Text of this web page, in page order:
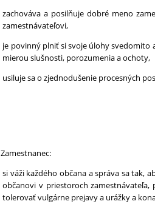
zachováva a posilňuje dobré meno
zamestnávateľovi,
je povinný plniť si svoje úlohy svedomito
mierou slušnosti, porozumenia a ochoty,
usiluje sa o zjednodušenie procesných
Zamestnanec:
si váži každého občana a správa sa tak,
občanovi v priestoroch
tolerovať vulgárne prejavy a urážky a